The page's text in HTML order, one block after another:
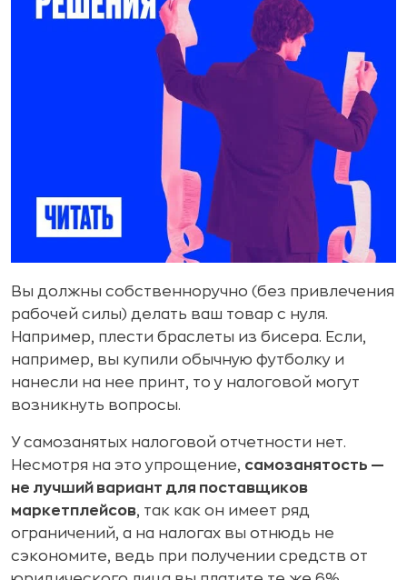
Вы должны собственноручно (без привлечения
рабочей силы) делать ваш товар с нуля.
Например, плести браслеты из бисера. Если,
например, вы купили обычную футболку и
нанесли на нее принт, то у налоговой могут
возникнуть вопросы.
У самозанятых налоговой отчетности нет.
Несмотря на это упрощение, самозанятость —
не лучший вариант для поставщиков
маркетплейсов, так как он имеет ряд
ограничений, а на налогах вы отнюдь не
сэкономите, ведь при получении средств от